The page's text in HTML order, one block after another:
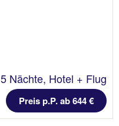
5 Nächte, Hotel + Flug
Preis p.P. ab 644 €